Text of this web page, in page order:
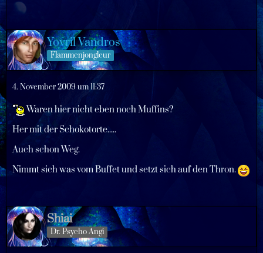
Yovril Vandros
Flammenjongleur
4. November 2009 um 11:37
Waren hier nicht eben noch Muffins?
Her mit der Schokotorte.....
Auch schon Weg.
Nimmt sich was vom Buffet und setzt sich auf den Thron.
Shiai
Dr. Psycho Angi